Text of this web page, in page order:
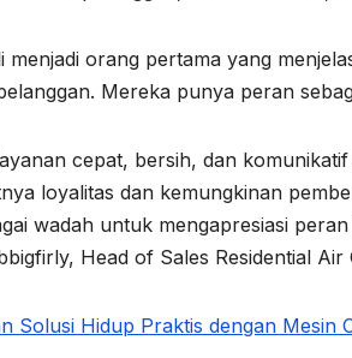
menjadi orang pertama yang
Mereka punya peran
cepat, bersih, dan
loyalitas dan kemungkinan
wadah untuk mengapresiasi
Head of Sales Residential
Solusi Hidup Praktis dengan Mesin